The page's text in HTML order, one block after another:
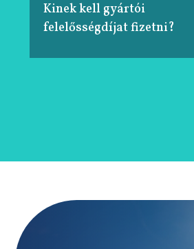
Kinek kell gyártói
felelősségdíjat fizetni?